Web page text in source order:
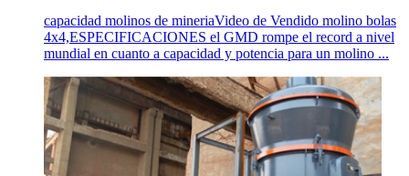
capacidad molinos de mineriaVideo de Vendido molino bolas
4x4,ESPECIFICACIONES el GMD rompe el record a nivel
mundial en cuanto a capacidad y potencia para un molino ...